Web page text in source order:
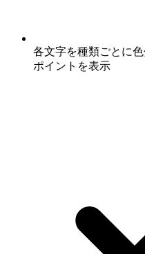
各文字を種類ごとに
ポイントを表示